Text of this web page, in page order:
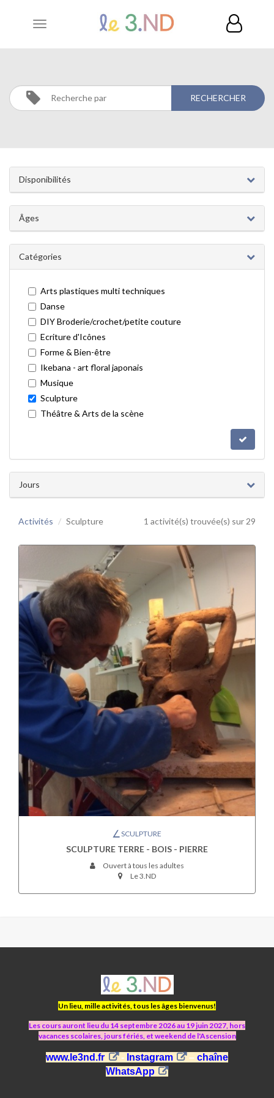
Toggle
SCULPTURE
Activités
Disponibilités
Âges
Catégories
Arts plastiques multi techniques
Danse
DIY Broderie/crochet/petite couture
Ecriture d'Icônes
Forme & Bien-être
Ikebana - art floral japonais
Musique
Sculpture
Théâtre & Arts de la scène
Jours
Activités Sculpture 1 activité(s) trouvée(s) sur 29
SCULPTURE
SCULPTURE TERRE - BOIS - PIERRE
Ouvert à tous les adultes
Le 3.ND
ASJ
LE
3.ND
Un lieu, mille activités, tous les âges bienvenus!
Les cours auront lieu du 14 septembre 2026 au 19 juin 2027, hors
vacances scolaires, jours fériés, et weekend de l'Ascension
www.le3nd.fr - Instagram –chaîne
WhatsApp